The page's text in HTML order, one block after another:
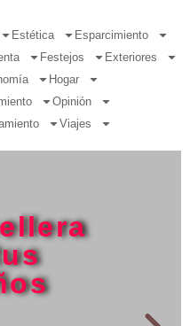
Estética
Esparcimiento
Festejos
Exteriores
Hogar
Opinión
Viajes